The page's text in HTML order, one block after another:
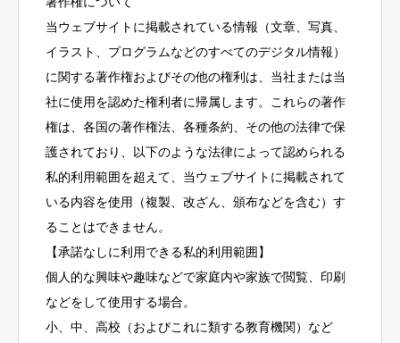
当ウェブサイトに掲載されている情報（文章、写真、
イラスト、プログラムなどのすべてのデジタル情報）
に関する著作権およびその他の権利は、当社または当
社に使用を認めた権利者に帰属します。これらの著作
権は、各国の著作権法、各種条約、その他の法律で保
護されており、以下のような法律によって認められる
私的利用範囲を超えて、当ウェブサイトに掲載されて
いる内容を使用（複製、改ざん、頒布などを含む）す
ることはできません。
【承諾なしに利用できる私的利用範囲】
個人的な興味や趣味などで家庭内や家族で閲覧、印刷
などをして使用する場合。
小、中、高校（およびこれに類する教育機関）など